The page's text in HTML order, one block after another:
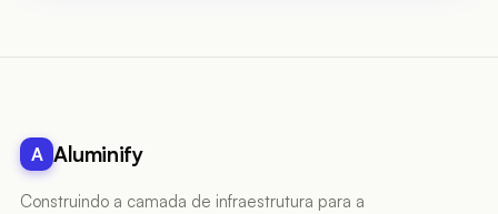
A Aluminify
Construindo a camada de infraestrutura para a